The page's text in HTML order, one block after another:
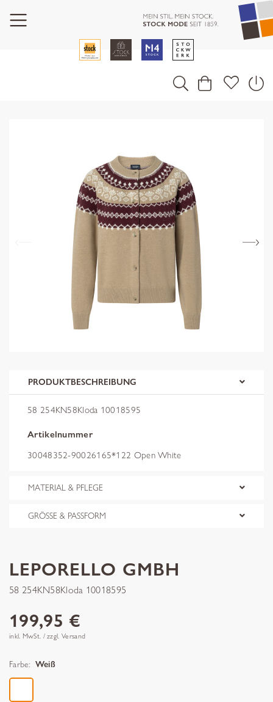
PRODUKTBESCHREIBUNG
58 254KN58Kloda 10018595
Artikelnummer
30048352-90026165*122 Open White
MATERIAL & PFLEGE
GRÖSSE & PASSFORM
LEPORELLO GMBH
58 254KN58Kloda 10018595
199,95 €
inkl. MwSt. / zzgl. Versand
Farbe: Weiß